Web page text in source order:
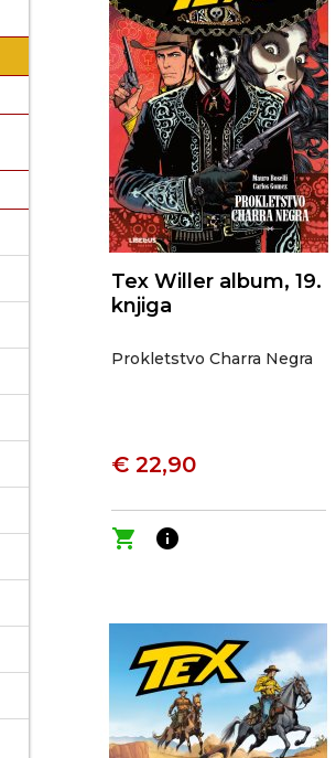
Tex Willer album, 19.
knjiga
Prokletstvo Charra Negra
€ 22,90
shopping_cart info